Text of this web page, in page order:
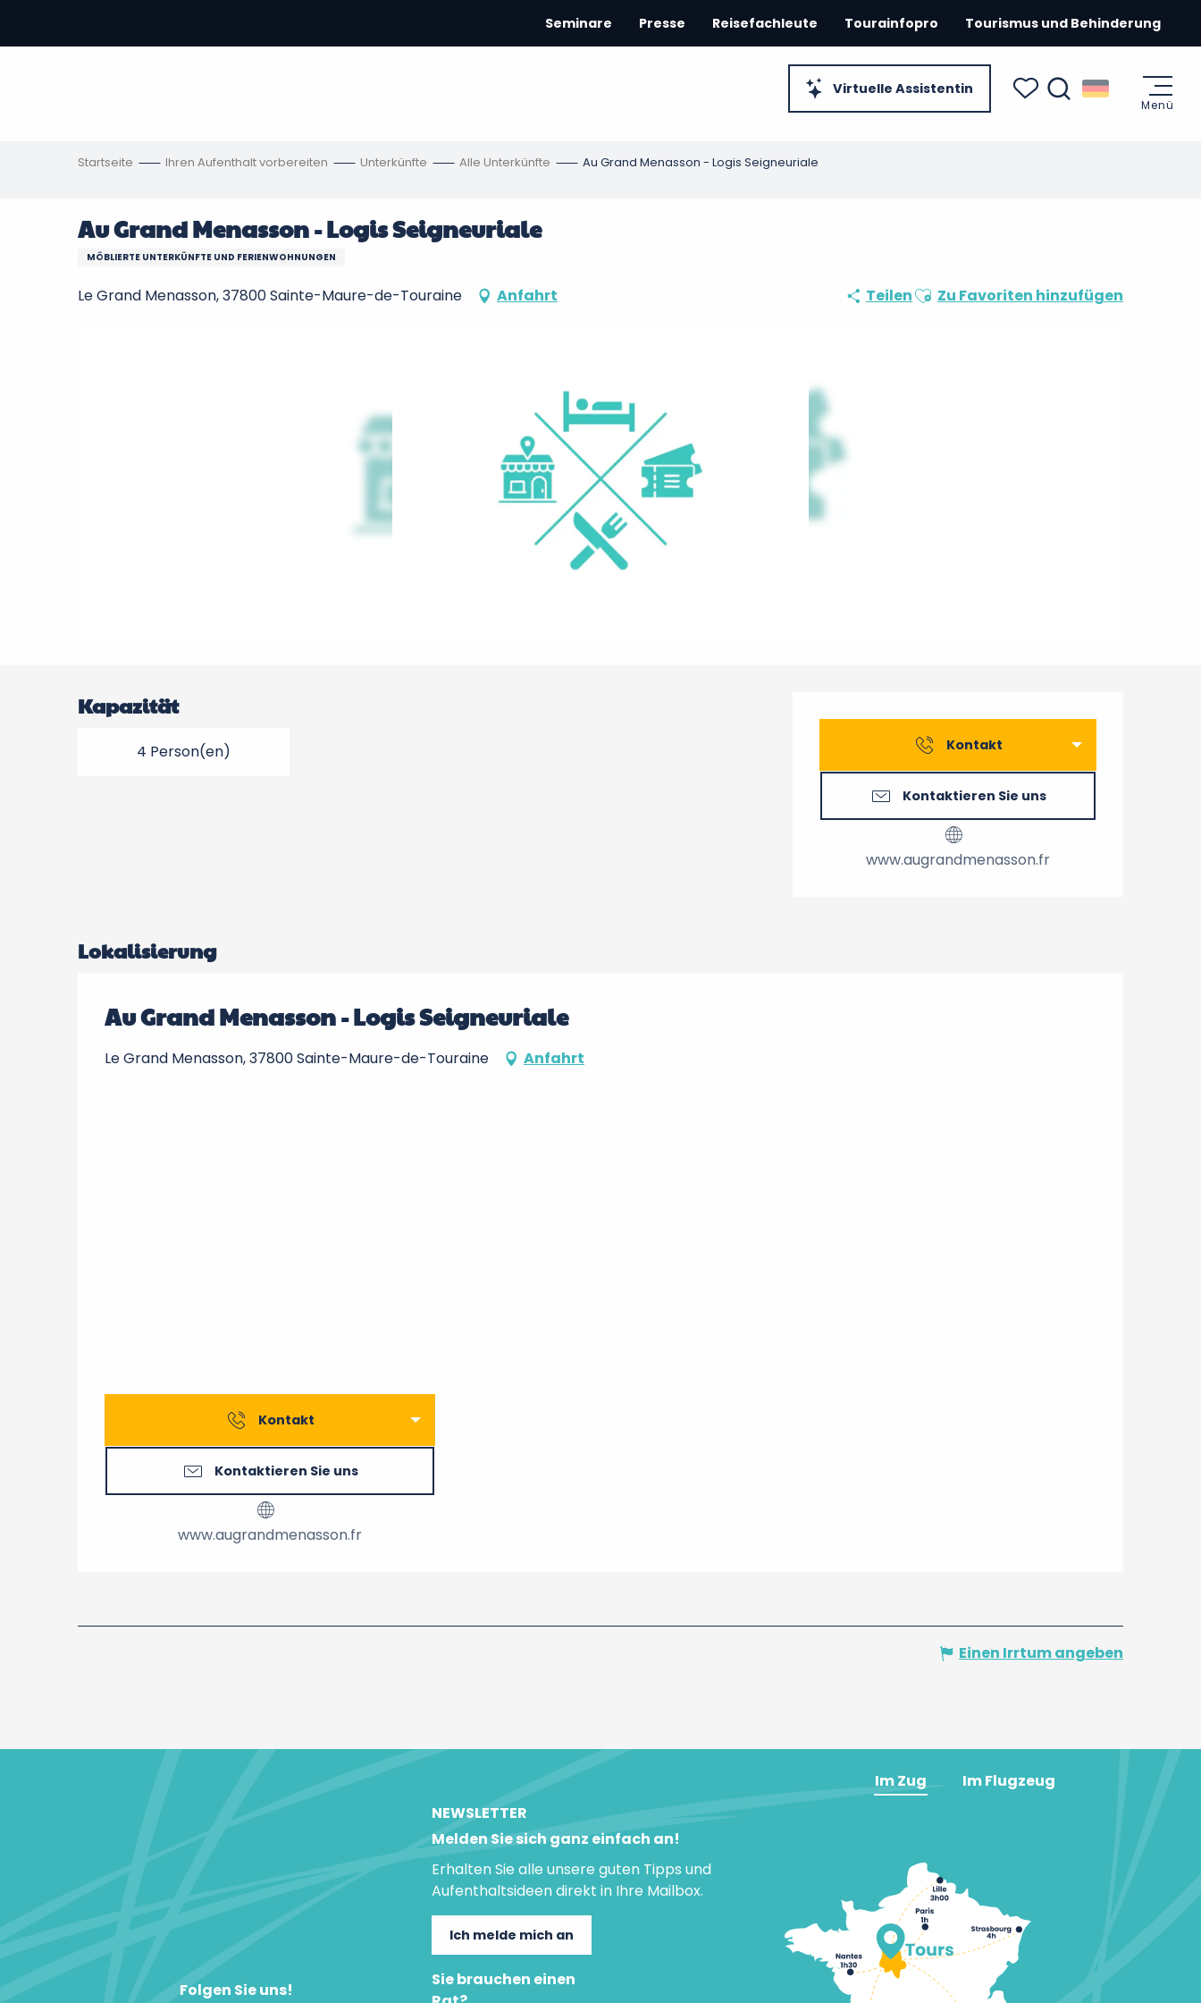
contenu
Virtuelle Assistentin
Seminare Presse Reisefachleute Tourainfopro Tourismus und Behinderung
Menü
Startseite Ihren Aufenthalt vorbereiten Unterkünfte Alle Unterkünfte Au Grand Menasson - Logis Seigneuriale
Au Grand Menasson - Logis Seigneuriale
MÖBLIERTE UNTERKÜNFTE UND FERIENWOHNUNGEN
Le Grand Menasson, 37800 Sainte-Maure-de-Touraine Anfahrt TeilenAjouter aux favoris
Zu Favoriten hinzufügen
Öffnungszeiten &
Kontakt
Kontaktieren Sie uns
www.augrandmenasson.fr
Kapazität
4 Person(en)
Lokalisierung
Au Grand Menasson - Logis Seigneuriale
Le Grand Menasson, 37800 Sainte-Maure-de-Touraine Anfahrt
Kontakt
Kontaktieren Sie uns
www.augrandmenasson.fr
Einen Irrtum angeben
Folgen Sie uns!
NEWSLETTER
Melden Sie sich ganz einfach an!
Erhalten Sie alle unsere guten Tipps und
Aufenthaltsideen direkt in Ihre Mailbox.
Ich melde mich an
Sie brauchen einen
Im Zug Im Flugzeug